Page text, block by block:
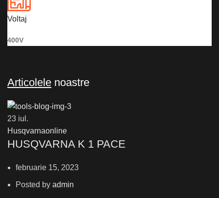
Voltaj
400V
Articolele noastre
23 iul.
Husqvarnaonline
HUSQVARNA K 1 PACE
februarie 15, 2023
Posted by admin